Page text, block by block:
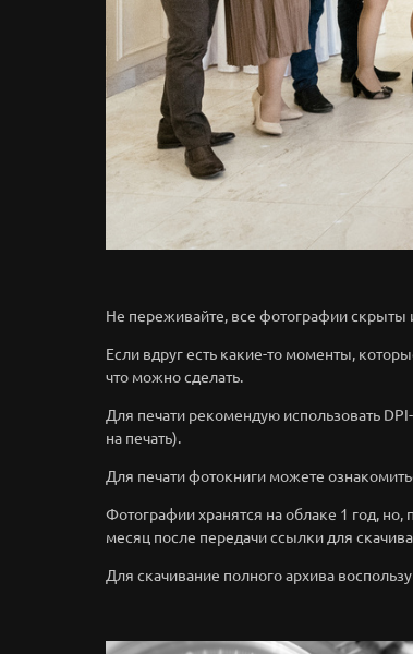
Не переживайте, все фотографии скрыты
Если вдруг есть какие-то моменты,
что можно сделать.
Для печати рекомендую использовать
на печать).
Для печати фотокниги можете
Фотографии хранятся на облаке 1 год, но,
месяц после передачи ссылки для
Для скачивание полного архива